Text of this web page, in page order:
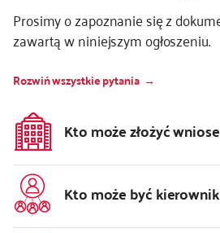
Prosimy o zapoznanie się z
zawartą w niniejszym ogłoszeniu.
Rozwiń wszystkie pytania
Kto może złożyć
Kto może być